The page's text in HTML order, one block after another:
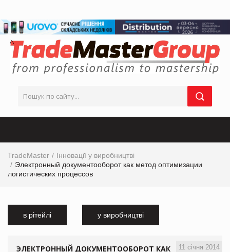
TradeMaster
Інновації у виробництві
Электронный документооборот как метод оптимизации
логистических процессов
в рітейлі у виробництві
11 січня 2014
ЭЛЕКТРОННЫЙ ДОКУМЕНТООБОРОТ КАК